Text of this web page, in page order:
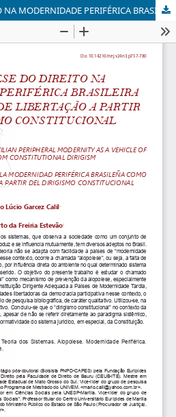
A ALOPOIESE DO DIREITO NA MODERNIDADE PERIFÉRICA BRASILEIRA COMO VEÍCULO DE LIBERTAÇÃO A PARTIR DO DIRIGISMO CONSTITUCIONAL